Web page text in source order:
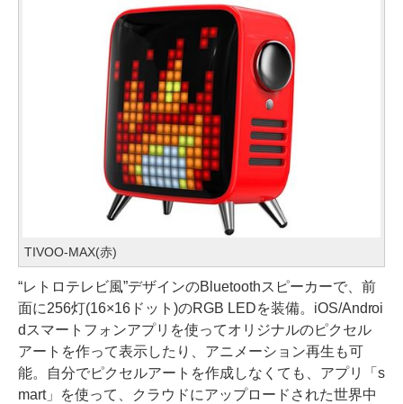
TIVOO-MAX(赤)
“レトロテレビ風”デザインのBluetoothスピーカーで、前
面に256灯(16×16ドット)のRGB LEDを装備。iOS/Androi
dスマートフォンアプリを使ってオリジナルのピクセル
アートを作って表示したり、アニメーション再生も可
能。自分でピクセルアートを作成しなくても、アプリ「s
mart」を使って、クラウドにアップロードされた世界中